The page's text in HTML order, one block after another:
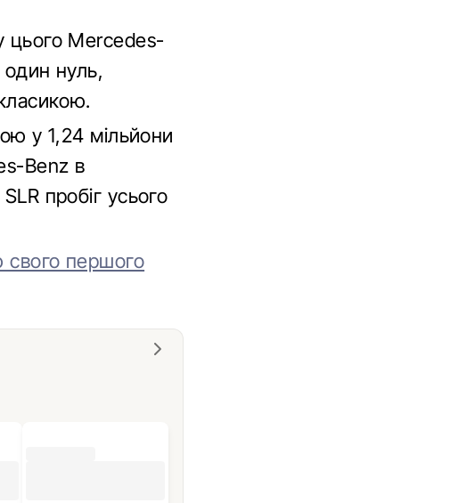
цього Mercedes-
нуль,
у 1,24 мільйони
Benz в
пробіг усього
свого першого